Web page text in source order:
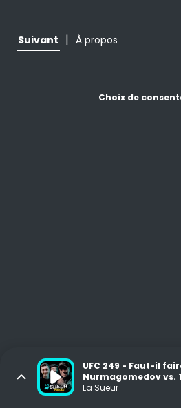
Suivant | À propos
Choix de
UFC 249 - Faut-il
Nurmagomedov vs.
le coronavirus ?
La Sueur